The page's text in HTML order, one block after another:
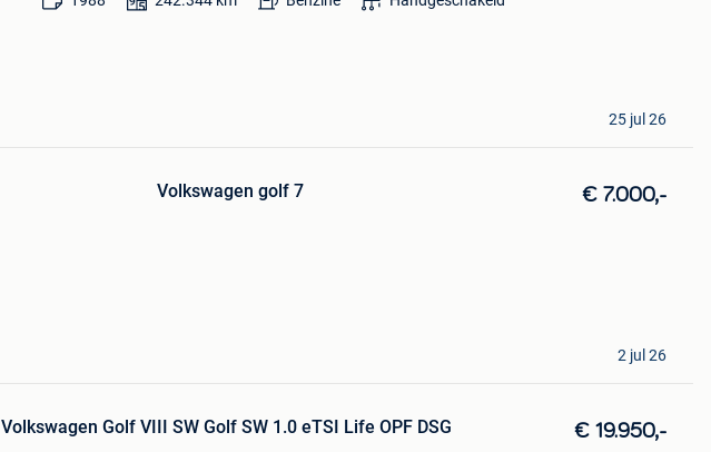
25 jul 26
Volkswagen golf 7 € 7.000,-
2 jul 26
Volkswagen Golf VIII SW Golf SW 1.0 eTSI Life OPF DSG € 19.950,-